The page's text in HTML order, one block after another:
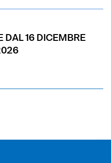
DAL 16 DICEMBRE